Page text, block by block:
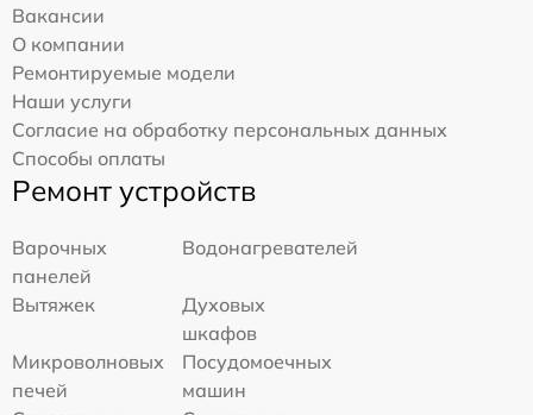
Вакансии
О компании
Ремонтируемые модели
Наши услуги
Согласие на обработку персональных данных
Способы оплаты
Ремонт устройств
Варочных
панелей
Водонагревателей
Вытяжек
Духовых
шкафов
Микроволновых
печей
Посудомоечных
машин